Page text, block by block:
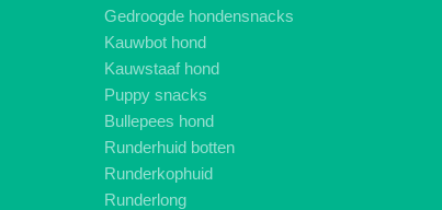
Gedroogde hondensnacks
Kauwbot hond
Kauwstaaf hond
Puppy snacks
Bullepees hond
Runderhuid botten
Runderkophuid
Runderlong